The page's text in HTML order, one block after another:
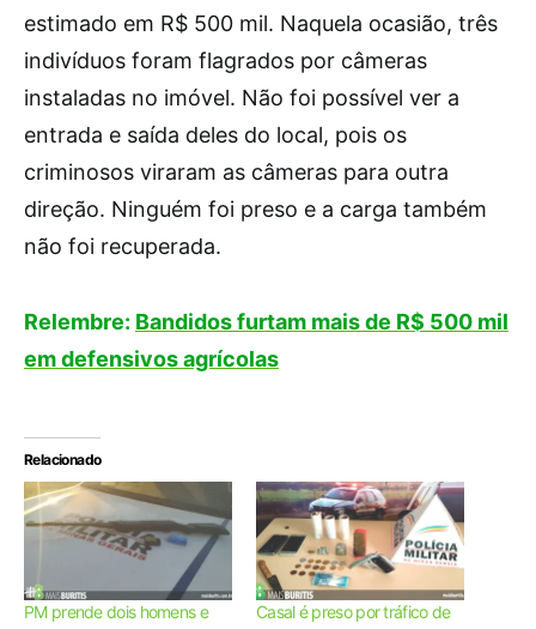
estimado em R$ 500 mil. Naquela ocasião, três
indivíduos foram flagrados por câmeras
instaladas no imóvel. Não foi possível ver a
entrada e saída deles do local, pois os
criminosos viraram as câmeras para outra
direção. Ninguém foi preso e a carga também
não foi recuperada.
Relembre: Bandidos furtam mais de R$ 500 mil
em defensivos agrícolas
Relacionado
PM prende dois homens e
Casal é preso por tráfico de